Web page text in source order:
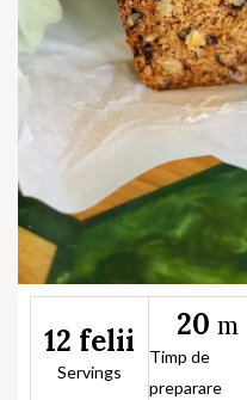
12 felii
Servings
20 m
Timp de
preparare